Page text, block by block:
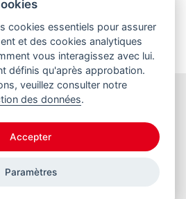
aux newsletters
informés
cookies essentiels pour assurer
et des cookies analytiques
vous interagissez avec lui.
définis qu'après approbation.
veuillez consulter notre
des données.
Accepter
Paramètres